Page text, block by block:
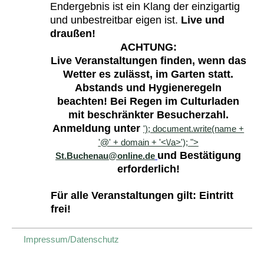
Endergebnis ist ein Klang der einzigartig
und unbestreitbar eigen ist. Live und
draußen!
ACHTUNG:
Live Veranstaltungen finden, wenn das
Wetter es zulässt, im Garten statt.
Abstands und Hygieneregeln
beachten! Bei Regen im Culturladen
mit beschränkter Besucherzahl.
Anmeldung unter'); document.write(name +
'@' + domain + '<\/a>'); ">
St.Buchenau@online.de und Bestätigung
erforderlich!
Für alle Veranstaltungen gilt: Eintritt
frei!
Impressum/Datenschutz